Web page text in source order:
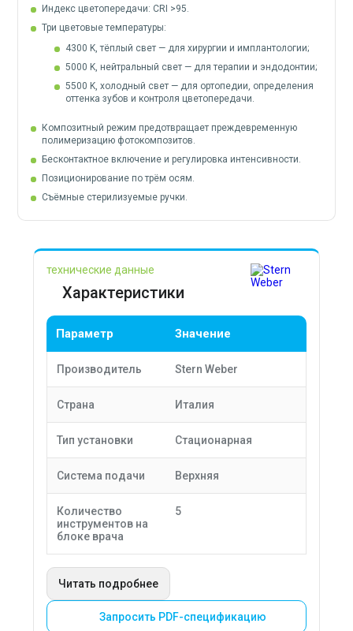
Индекс цветопередачи: CRI >95.
Три цветовые температуры:
4300 K, тёплый свет — для хирургии и имплантологии;
5000 K, нейтральный свет — для терапии и эндодонтии;
5500 K, холодный свет — для ортопедии, определения
оттенка зубов и контроля цветопередачи.
Композитный режим предотвращает преждевременную
полимеризацию фотокомпозитов.
Бесконтактное включение и регулировка интенсивности.
Позиционирование по трём осям.
Съёмные стерилизуемые ручки.
технические данные
Характеристики
Параметр Значение
Производитель Stern Weber
Страна Италия
Тип установки Стационарная
Система подачи Верхняя
Количество
инструментов на
блоке врача
5
Читать подробнее
Запросить PDF-спецификацию